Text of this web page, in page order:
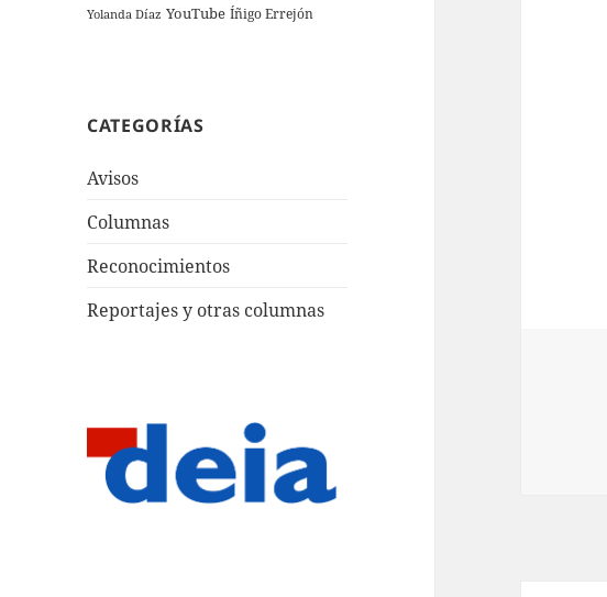
Yolanda Díaz YouTube Íñigo Errejón
CATEGORÍAS
Avisos
Columnas
Reconocimientos
Reportajes y otras columnas